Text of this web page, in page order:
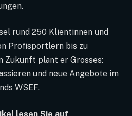
rund 250 Klientinnen und
Profisportlern bis zu
Zukunft plant er Grosses:
und neue Angebote im
WSEF.
lesen Sie auf